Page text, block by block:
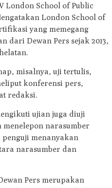
London School of Public
London School of
yang memegang
dari Dewan Pers sejak 2013,
misalnya, uji tertulis,
konferensi pers,
redaksi.
ujian juga diuji
narasumber
menanyakan
narasumber dan
Pers merupakan